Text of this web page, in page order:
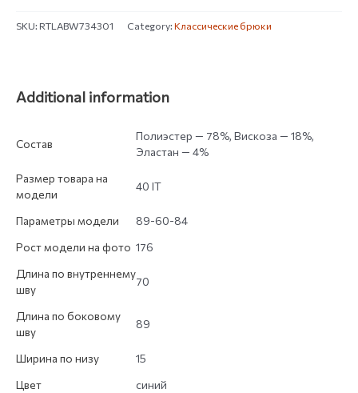
SKU:RTLABW734301 Category:Классические брюки
Additional information
Состав
Полиэстер — 78%, Вискоза — 18%,
Эластан — 4%
Размер товара на
модели
40 IT
Параметры модели
89-60-84
Рост модели на фото 176
Длина по внутреннему
шву
70
Длина по боковому
шву
89
Ширина по низу
15
Цвет
синий